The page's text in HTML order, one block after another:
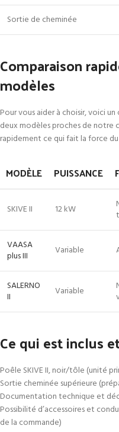
Sortie de cheminée
Comparaison
modèles
Pour vous aider à choisir, voici
deux modèles proches de notre
rapidement ce qui fait la force du
MODÈLE PUISSANCE
SKIVE II 12 kW
VAASA
plus III
Variable
SALERNO
II
Variable
Ce qui est inclus
Poêle SKIVE II, noir/tôle (unité
Sortie cheminée supérieure
Documentation technique et
Possibilité d’accessoires et
de la commande)